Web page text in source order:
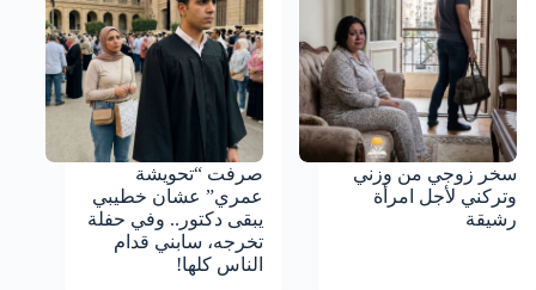
سخر زوجي من وزني
وتركني لأجل امرأة
رشيقة
صرفت “تحويشة
عمري” عشان خطيبي
يبقى دكتور.. وفي حفلة
تخرجه، سابني قدام
الناس كلها!